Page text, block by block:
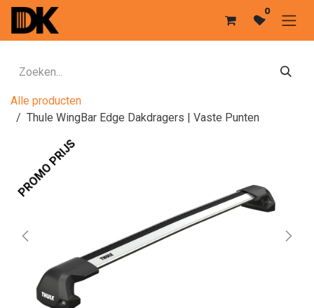
Overslaan naar inhoud 0
Alle producten
Thule WingBar Edge Dakdragers | Vaste Punten
PROMO PRIJS